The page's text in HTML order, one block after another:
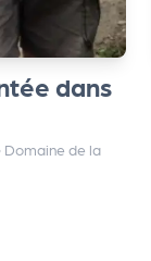
dans
Domaine de la